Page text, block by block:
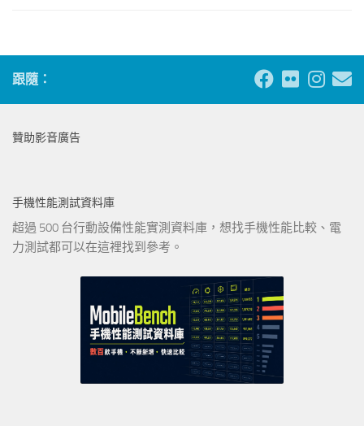
跟隨：
贊助影音廣告
手機性能測試資料庫
超過 500 台行動設備性能實測資料庫，想找手機性能比較、電
力測試都可以在這裡找到參考。